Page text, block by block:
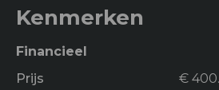
Kenmerken
Financieel
Prijs
€